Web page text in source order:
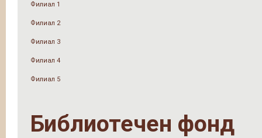
Филиал 1
Филиал 2
Филиал 3
Филиал 4
Филиал 5
Библиотечен фонд